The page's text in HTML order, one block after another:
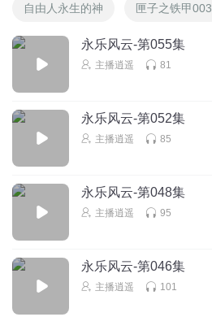
自由人永生的神 匣子之铁甲003
永乐风云-第055集
主播逍遥 81
永乐风云-第052集
主播逍遥 85
永乐风云-第048集
主播逍遥 95
永乐风云-第046集
主播逍遥 101